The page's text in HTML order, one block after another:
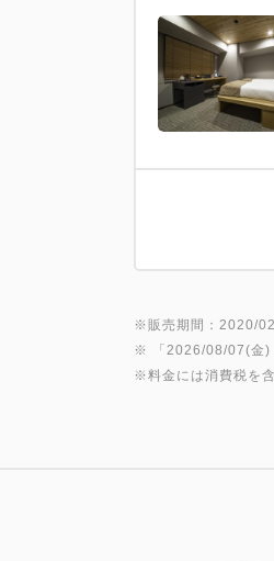
※販売期間：2020/
※ 「 2026/08/07(金)
※料金には消費税を